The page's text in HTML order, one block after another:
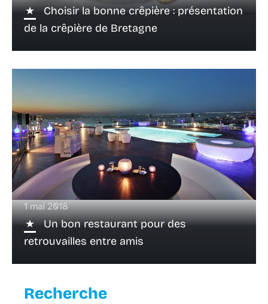
Choisir la bonne crêpière : présentation
de la crêpière de Bretagne
1 mai 2018
Un bon restaurant pour des
retrouvailles entre amis
Recherche